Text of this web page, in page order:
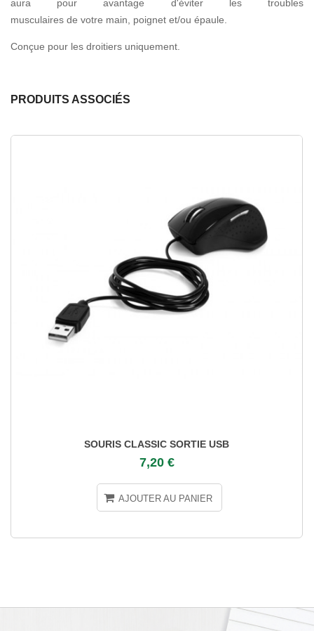
aura pour avantage d'éviter les troubles
musculaires de votre main, poignet et/ou épaule.
Conçue pour les droitiers uniquement.
PRODUITS ASSOCIÉS
SOURIS CLASSIC SORTIE USB
7,20 €
AJOUTER AU PANIER